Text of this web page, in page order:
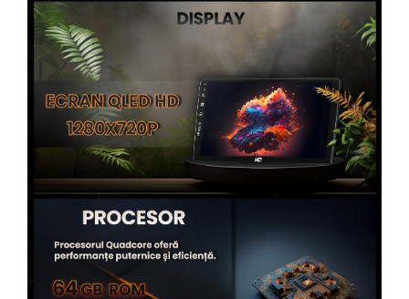
Rame adaptoare Toyota
Rame adaptoare Volvo
Rame adaptoare Honda
Rame Adaptoare Porsche
Rame adaptoare Citroen
Rame adaptoare Peugeot
Rame adaptoare Daihatsu